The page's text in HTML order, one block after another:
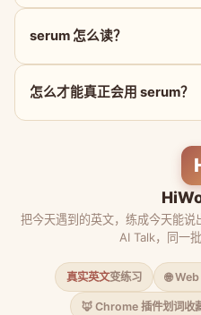
serum 怎么读？
怎么才能真正会用 serum？
把今天遇到的英文，练成今天能
AI Talk，同一
真实英文变练习 🌐
🦊 Chrome 插件划词收